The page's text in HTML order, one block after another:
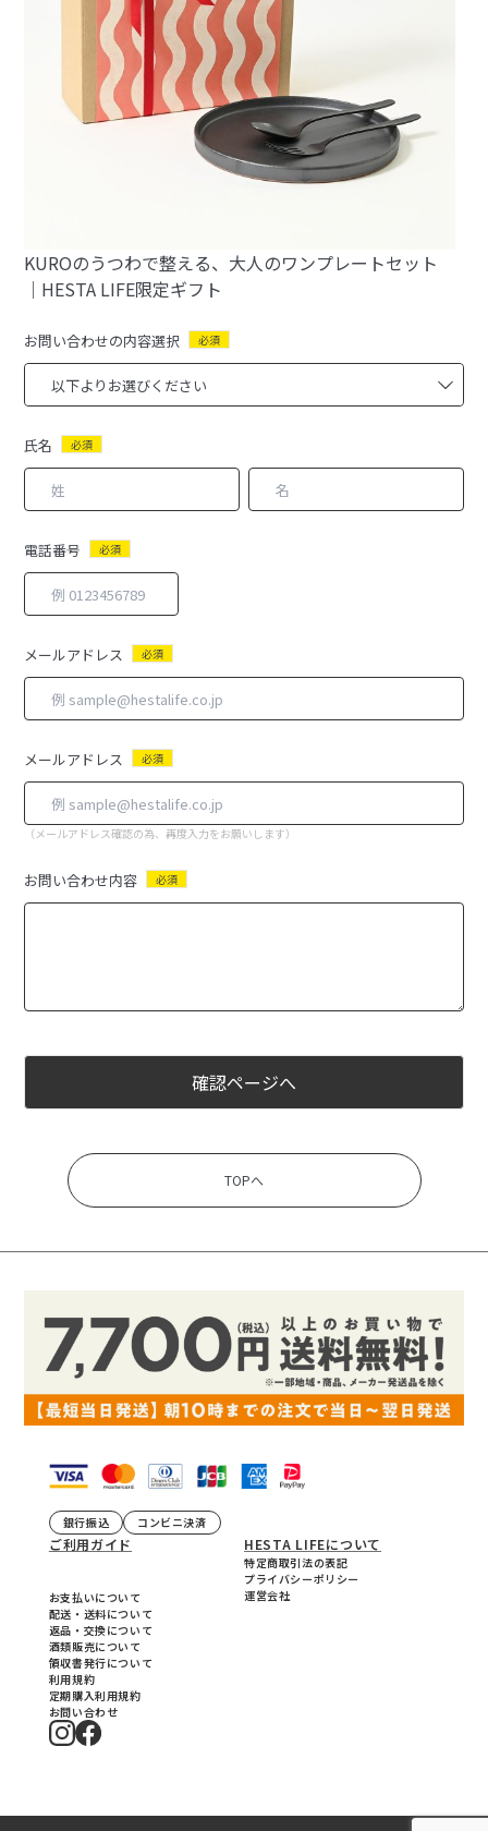
KUROのうつわで整える、大人のワンプレートセット
｜HESTA LIFE限定ギフト
お問い合わせの内容選択 必須
氏名 必須
電話番号 必須
メールアドレス 必須
メールアドレス 必須
（メールアドレス確認の為、再度入力をお願いします）
お問い合わせ内容 必須
確認ページへ
TOPへ
銀行振込 コンビニ決済
ご利用ガイド
お支払いについて
配送・送料について
返品・交換について
酒類販売について
領収書発行について
利用規約
定期購入利用規約
お問い合わせ
HESTA LIFEについて
特定商取引法の表記
プライバシーポリシー
運営会社